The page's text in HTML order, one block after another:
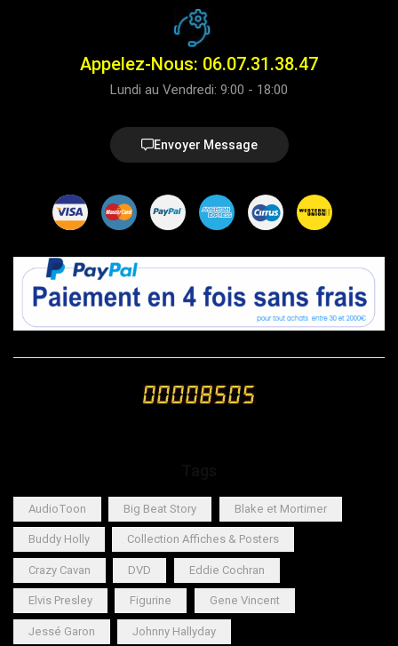
Appelez-Nous: 06.07.31.38.47
Lundi au Vendredi: 9:00 - 18:00
Envoyer Message
AudioToon Big Beat Story Blake et Mortimer
Buddy Holly Collection Affiches & Posters
Crazy Cavan DVD Eddie Cochran
Elvis Presley Figurine Gene Vincent
Jessé Garon Johnny Hallyday